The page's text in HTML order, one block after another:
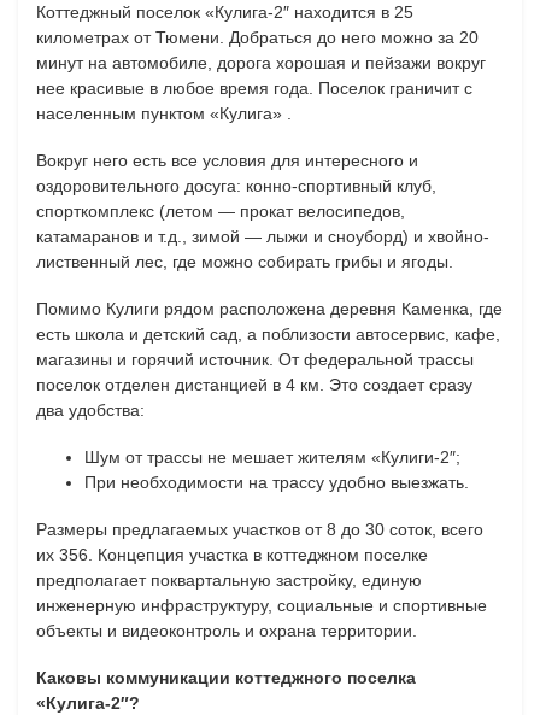
Коттеджный поселок «Кулига-2″ находится в 25
километрах от Тюмени. Добраться до него можно за 20
минут на автомобиле, дорога хорошая и пейзажи вокруг
нее красивые в любое время года. Поселок граничит с
населенным пунктом «Кулига» .
Вокруг него есть все условия для интересного и
оздоровительного досуга: конно-спортивный клуб,
спорткомплекс (летом — прокат велосипедов,
катамаранов и т.д., зимой — лыжи и сноуборд) и хвойно-
лиственный лес, где можно собирать грибы и ягоды.
Помимо Кулиги рядом расположена деревня Каменка, где
есть школа и детский сад, а поблизости автосервис, кафе,
магазины и горячий источник. От федеральной трассы
поселок отделен дистанцией в 4 км. Это создает сразу
два удобства:
Шум от трассы не мешает жителям «Кулиги-2″;
При необходимости на трассу удобно выезжать.
Размеры предлагаемых участков от 8 до 30 соток, всего
их 356. Концепция участка в коттеджном поселке
предполагает поквартальную застройку, единую
инженерную инфраструктуру, социальные и спортивные
объекты и видеоконтроль и охрана территории.
Каковы коммуникации коттеджного поселка
«Кулига-2″?